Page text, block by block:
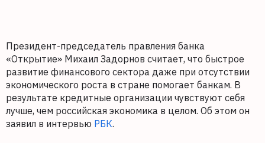
Президент-председатель правления банка
«Открытие» Михаил Задорнов считает, что быстрое
развитие финансового сектора даже при отсутствии
экономического роста в стране помогает банкам. В
результате кредитные организации чувствуют себя
лучше, чем российская экономика в целом. Об этом он
заявил в интервью РБК.